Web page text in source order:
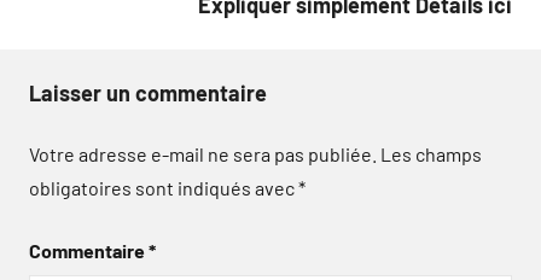
Laisser un commentaire
Votre adresse e-mail ne sera pas publiée. Les champs
obligatoires sont indiqués avec*
Commentaire*